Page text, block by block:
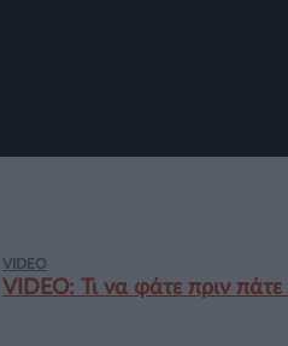
VIDEO
VIDEO: Τι να φάτε πριν πάτε